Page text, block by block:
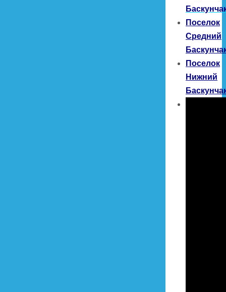
Поселок
Средний
Поселок
Нижний